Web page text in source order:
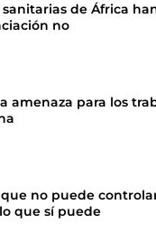
sanitarias de África
no
amenaza para los
no puede
que sí puede